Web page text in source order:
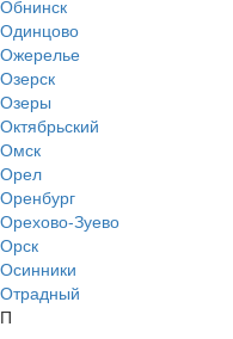
Обнинск
Одинцово
Ожерелье
Озерск
Озеры
Октябрьский
Омск
Орел
Оренбург
Орехово-Зуево
Орск
Осинники
Отрадный
П